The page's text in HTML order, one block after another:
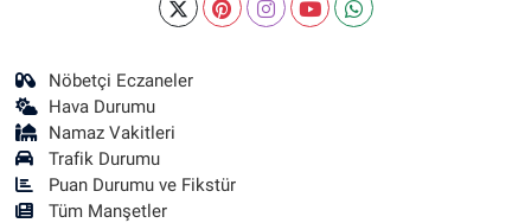
Nöbetçi Eczaneler
Hava Durumu
Namaz Vakitleri
Trafik Durumu
Puan Durumu ve Fikstür
Tüm Manşetler